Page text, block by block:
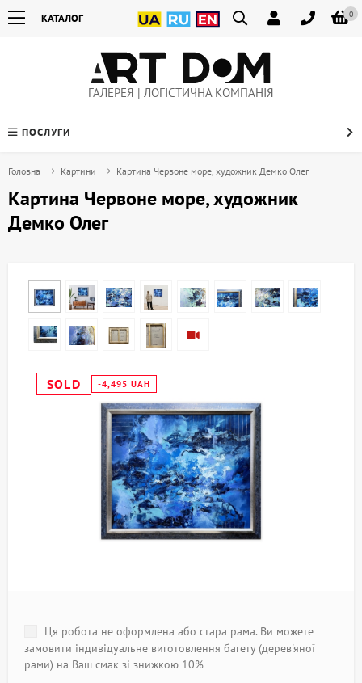
0
КАТАЛОГ
ГАЛЕРЕЯ | ЛОГІСТИЧНА КОМПАНІЯ
ПОСЛУГИ
Головна Картини Картина Червоне море, художник Демко Олег
Картина Червоне море, художник
Демко Олег
SOLD -4,495 UAH
Ця робота не оформлена або стара рама. Ви можете
замовити індивідуальне виготовлення багету (дерев'яної
рами) на Ваш смак зі знижкою 10%